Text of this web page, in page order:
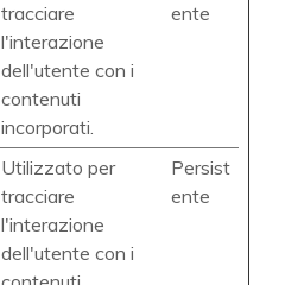
tracciare
l'interazione
dell'utente con i
contenuti
incorporati.
ente
Utilizzato per
tracciare
l'interazione
dell'utente con i
Persist
ente